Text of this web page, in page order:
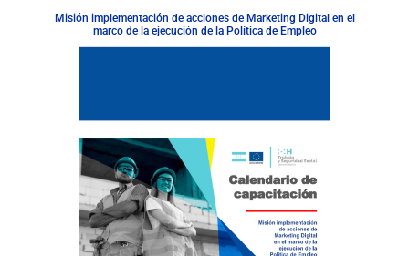
Misión implementación de acciones de Marketing Digital en el
marco de la ejecución de la Política de Empleo